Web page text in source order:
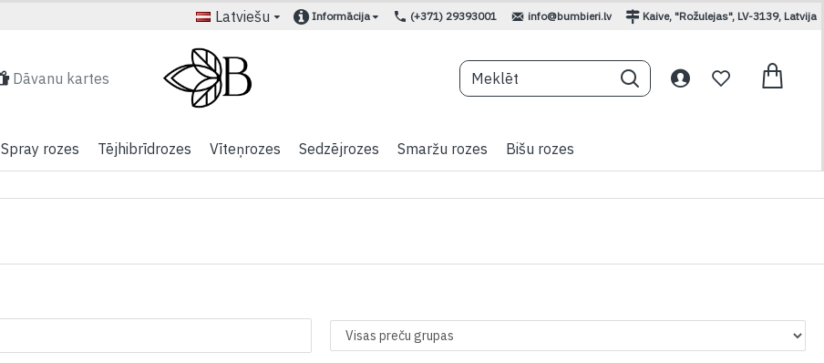
Latviešu Informācija (+371) 29393001 info@bumbieri.lv Kaive, "Rožulejas", LV-3139, Latvija
Dāvanu kartes
Spray rozes Tējhibrīdrozes Vīteņrozes Sedzējrozes Smaržu rozes Bišu rozes